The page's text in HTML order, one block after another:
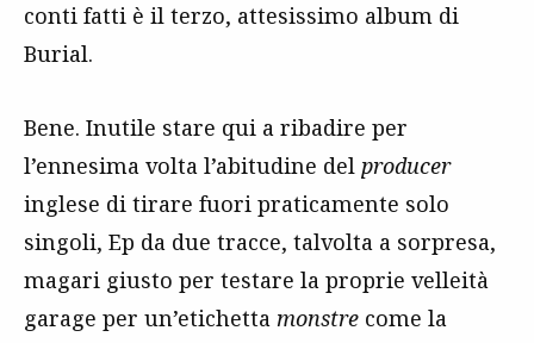
conti fatti è il terzo, attesissimo album di
Burial.
Bene. Inutile stare qui a ribadire per
l’ennesima volta l’abitudine del producer
inglese di tirare fuori praticamente solo
singoli, Ep da due tracce, talvolta a sorpresa,
magari giusto per testare la proprie velleità
garage per un’etichetta monstre come la